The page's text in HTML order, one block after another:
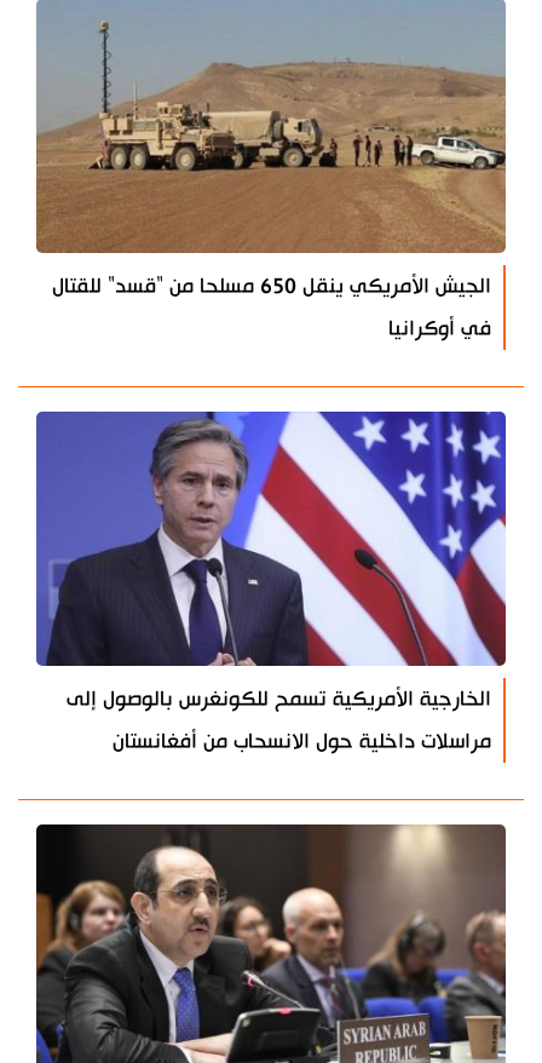
الجيش الأمريكي ينقل 650 مسلحا من "قسد" للقتال
في أوكرانيا
الخارجية الأمريكية تسمح للكونغرس بالوصول إلى
مراسلات داخلية حول الانسحاب من أفغانستان